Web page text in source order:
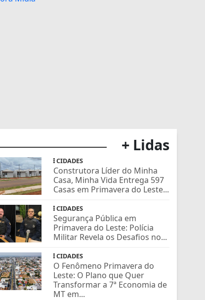
+ Lidas
CIDADES
Construtora Líder do Minha
Casa, Minha Vida Entrega 597
Casas em Primavera do Leste...
CIDADES
Segurança Pública em
Primavera do Leste: Polícia
Militar Revela os Desafios no...
CIDADES
O Fenômeno Primavera do
Leste: O Plano que Quer
Transformar a 7ª Economia de
MT em...